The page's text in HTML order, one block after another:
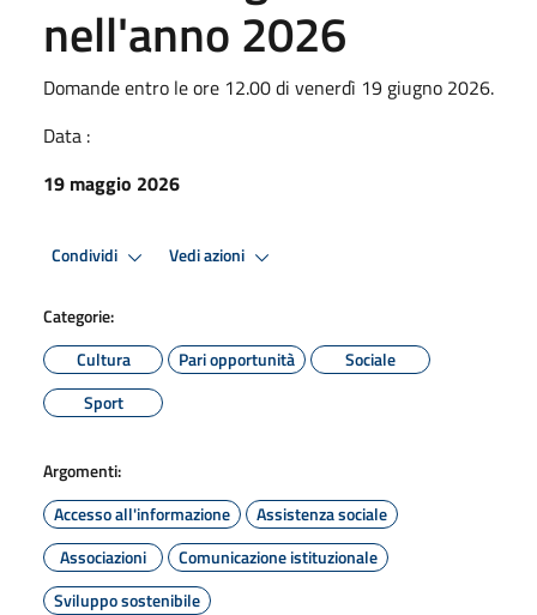
nell'anno 2026
Domande entro le ore 12.00 di venerdì 19 giugno 2026.
Data :
19 maggio 2026
Condividi Vedi azioni
Categorie:
Cultura
Pari opportunità
Sociale
Sport
Argomenti:
Accesso all'informazione
Assistenza sociale
Associazioni
Comunicazione istituzionale
Sviluppo sostenibile